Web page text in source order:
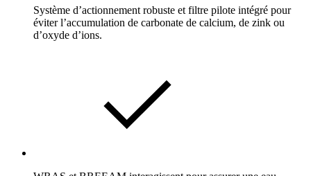
Système d’actionnement robuste et filtre pilote intégré pour
éviter l’accumulation de carbonate de calcium, de zink ou
d’oxyde d’ions.